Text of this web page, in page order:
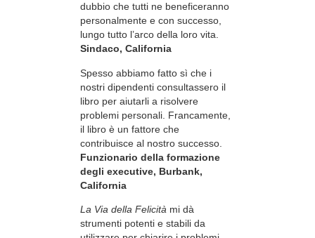
dubbio che tutti ne beneficeranno
personalmente e con successo,
lungo tutto l’arco della loro vita.
Sindaco, California
Spesso abbiamo fatto sì che i
nostri dipendenti consultassero il
libro per aiutarli a risolvere
problemi personali. Francamente,
il libro è un fattore che
contribuisce al nostro successo.
Funzionario della formazione
degli executive, Burbank,
California
La Via della Felicità mi dà
strumenti potenti e stabili da